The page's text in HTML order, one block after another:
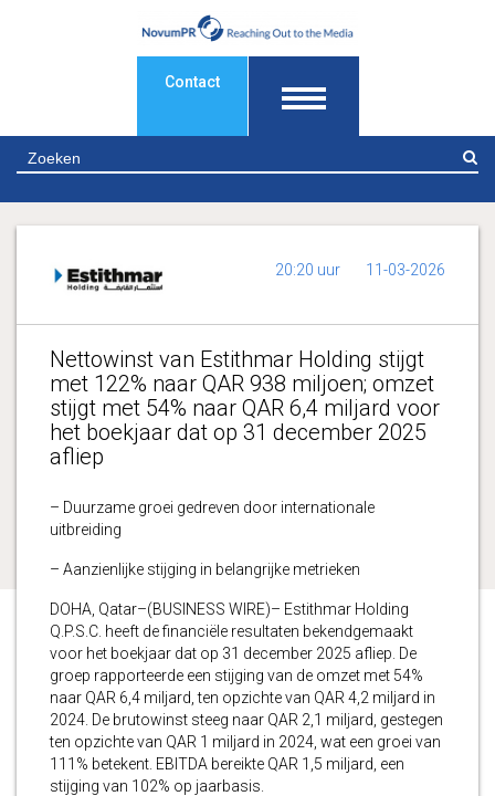
Contact
20:20 uur 11-03-2026
Nettowinst van Estithmar Holding stijgt
met 122% naar QAR 938 miljoen; omzet
stijgt met 54% naar QAR 6,4 miljard voor
het boekjaar dat op 31 december 2025
afliep
– Duurzame groei gedreven door internationale
uitbreiding
– Aanzienlijke stijging in belangrijke metrieken
DOHA, Qatar–(BUSINESS WIRE)– Estithmar Holding
Q.P.S.C. heeft de financiële resultaten bekendgemaakt
voor het boekjaar dat op 31 december 2025 afliep. De
groep rapporteerde een stijging van de omzet met 54%
naar QAR 6,4 miljard, ten opzichte van QAR 4,2 miljard in
2024. De brutowinst steeg naar QAR 2,1 miljard, gestegen
ten opzichte van QAR 1 miljard in 2024, wat een groei van
111% betekent. EBITDA bereikte QAR 1,5 miljard, een
stijging van 102% op jaarbasis.